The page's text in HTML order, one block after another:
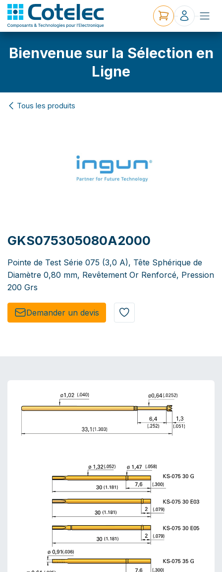
Bienvenue sur la Sélection en
Ligne
Tous les produits
GKS075305080A2000
Pointe de Test Série 075 (3,0 A), Tête Sphérique de
Diamètre 0,80 mm, Revêtement Or Renforcé, Pression
200 Grs
Demander un de​​vis​​